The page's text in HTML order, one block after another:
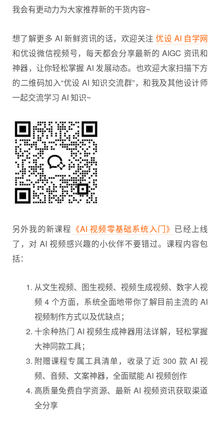
我会有更动力为大家推荐新的干货内容~
想了解更多 AI 新鲜资讯的话，欢迎关注优设 AI 自学网
和优设微信视频号，每天都会分享最新的 AIGC 资讯和
神器，让你轻松掌握 AI 发展动态。也欢迎大家扫描下方
的二维码加入“优设 AI 知识交流群”，和我及其他设计师
一起交流学习 AI 知识~
另外我的新课程 《AI 视频零基础系统入门》 已经上线
了，对 AI 视频感兴趣的小伙伴不要错过。课程内容包
括：
从文生视频、图生视频、视频生成视频、数字人视
频 4 个方面，系统全面地带你了解目前主流的 AI
视频制作方式以及优缺点；
十余种热门 AI 视频生成神器用法详解，轻松掌握
大神同款工具；
附赠课程专属工具清单，收录了近 300 款 AI 视
频、音频、文案神器，全面赋能 AI 视频创作
高质量免费自学资源、最新 AI 视频资讯获取渠道
全分享